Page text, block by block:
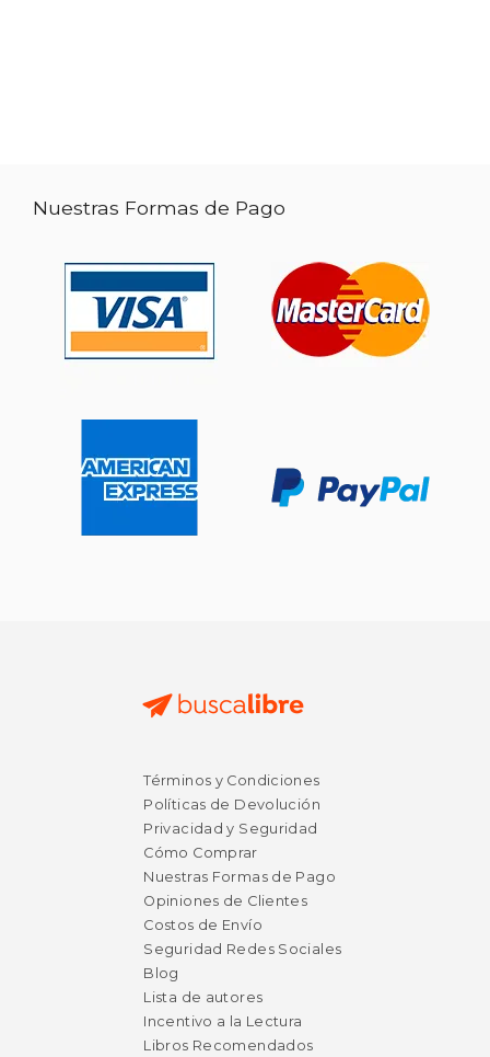
Nuestras Formas de Pago
Términos y Condiciones
Políticas de Devolución
Privacidad y Seguridad
Cómo Comprar
Nuestras Formas de Pago
Opiniones de Clientes
Costos de Envío
Seguridad Redes Sociales
Blog
Lista de autores
Incentivo a la Lectura
Libros Recomendados